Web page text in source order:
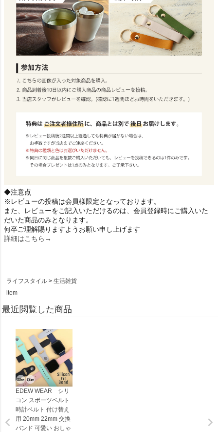
◆注意点
※レビューの投稿は会員様限定となっております。
また、レビューをご記入いただけるのは、会員登録時にご購入いた
だいた商品のみとなります。
何卒ご理解賜りますようお願い申し上げます
詳細はこちら→
ライフスタイル
生活雑貨
item
最近閲覧した商品
EDEW WEAR シリ
コン スポーツベルト
時計ベルト 付け替え
用 20mm 22mm 交換
バンド 可愛い おしゃ